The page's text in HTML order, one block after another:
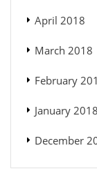
April 2018
March 2018
February
January 2018
December